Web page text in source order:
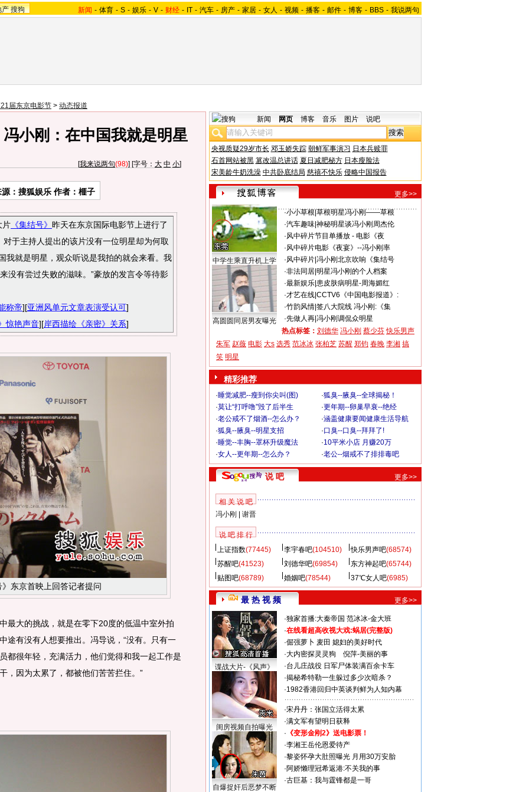
产 搜狗 新闻 - 体育 - S - 娱乐 - V - 财经 - IT - 汽车 - 房产 - 家居 - 女人 - 视频 - 播客 - 邮件 - 博客 - BBS - 我说两句
届东京电影节 > 动态报道
小刚：在中国我就是明星
[我来说两句(98)] [字号： 大 中 小]
源：搜狐娱乐 作者：榧子
片 《集结号》 昨天在东京国际电影节上进行了
于主持人提出的该片没有一位明星却为何取
我就是明星，观众听说是我拍的就会来看。我
没有尝过失败的滋味。”豪放的发言令等待影
称帝][亚洲风单元文章表演受认可]
惊艳声音][岸西描绘《亲密》关系]
东京首映上回答记者提问
大的挑战，就是在零下20度的低温中室外拍
途有没有人想要推出。冯导说，“没有。只有一
都很年轻，充满活力，他们觉得和我一起工作是
，因为太累了，都被他们苦苦拦住。”
新闻 网页 博客 音乐 图片 说吧
央视质疑29岁市长 邓玉娇失踪 朝鲜军事演习 日本兵赎罪
石首网站被黑 篡改温总讲话 夏日减肥秘方 日本瘦脸法
宋美龄牛奶洗澡 中共卧底结局 慈禧不快乐 侵略中国报告
更多>>
中学生乘直升机上学
高圆圆同居男友曝光
·小小草根 草根明星冯小刚——草根
·汽车趣味| 神秘明星谈冯小刚周杰伦
·风中碎片节目单播放 - 电影《夜
·风中碎片电影《夜宴》--冯小刚率
·风中碎片| 冯小刚北京吹响《集结号
·非法同居| 明星冯小刚的个人档案
·最新娱乐| 患皮肤病明星-周海媚红
·才艺在线| CCTV6《中国电影报道》:
·竹韵风情| 签八大院线 冯小刚:《集
·先做人再| 冯小刚调侃众明星
热点标签： 刘德华 冯小刚 蔡少芬 快乐男声
朱军 赵薇 电影 大s 选秀 范冰冰 张柏芝 苏醒 郑钧 春晚 李湘 搞
笑 明星
精彩推荐
·睡觉减肥--瘦到你尖叫(图) ·狐臭--腋臭--全球揭秘！
·莫让“打呼噜”毁了后半生 ·更年期--卵巢早衰--绝经
·老公戒不了烟酒--怎么办？ ·涵盖健康要闻健康生活导航
·狐臭--腋臭--明星支招 ·口臭--口臭--拜拜了!
·睡觉--丰胸--罩杯升级魔法 ·10平米小店 月赚20万
·女人--更年期--怎么办？ ·老公--烟戒不了排排毒吧
说 吧 更多>>
相 关 说 吧
冯小刚
谢晋
说 吧 排 行
上证指数(77445) 李宇春吧(104510) 快乐男声吧(68574)
苏醒吧(41523) 刘德华吧(69854) 东方神起吧(65744)
贴图吧(68789) 婚姻吧(78544) 37℃女人吧(6985)
最 热 视 频 更多>>
谍战大片-《风声》
闺房视频自拍曝光
自爆捉奸后恶梦不断
·独家首播:大秦帝国 范冰冰-金大班
·在线看超高收视大戏:蜗居(完整版)
·倔强萝卜 麦田 媳妇的美好时代
·大内密探灵灵狗
倪萍-美丽的事
·台儿庄战役 日军尸体装满百余卡车
·揭秘希特勒一生躲过多少次暗杀？
·1982香港回归中英谈判鲜为人知内幕
·宋丹丹：张国立活得太累
·满文军有望明日获释
· 《变形金刚2》送电影票！
·李湘王岳伦恩爱待产
·黎姿怀孕大肚照曝光 月用30万安胎
·阿娇懒理冠希返港:不关我的事
·古巨基：我与霆锋都是一哥